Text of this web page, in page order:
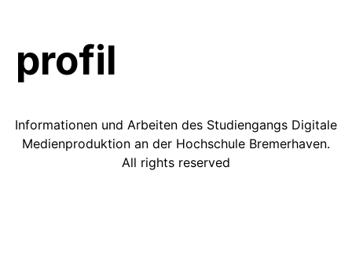
profil
Informationen und Arbeiten des Studiengangs Digitale
Medienproduktion an der Hochschule Bremerhaven.
All rights reserved